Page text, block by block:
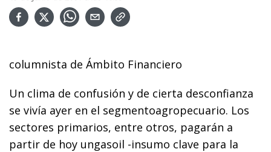
columnista de Ámbito Financiero
Un clima de confusión y de cierta desconfianza
se vivía ayer en el segmentoagropecuario. Los
sectores primarios, entre otros, pagarán a
partir de hoy ungasoil -insumo clave para la